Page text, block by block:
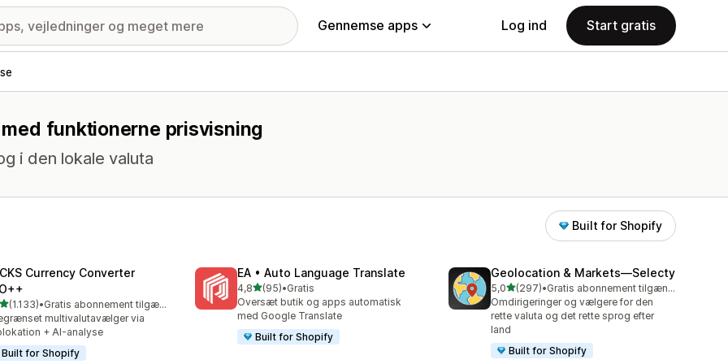
Gennemse apps Log ind Start gratis
funktionerne prisvisning
i den lokale valuta
Built for Shopify
Currency Converter
af 5 stjerner
(1.133)
anmeldelser i alt
•
Gratis abonnement tilgængeligt
multivalutavælger via
+ AI-analyse
Built for Shopify
EA • Auto Language Translate
4,8ud af 5 stjerner
(95)
95 anmeldelser i alt
•Gratis
Oversæt butik og apps automatisk
med Google Translate
Built for Shopify
Geolocation & Markets—Selecty
5,0ud af 5 stjerner
(297)
297 anmeldelser i alt
•
Gratis abonnement tilgængeligt
Omdirigeringer og vælgere for den
rette valuta og det rette sprog efter
land
Built for Shopify